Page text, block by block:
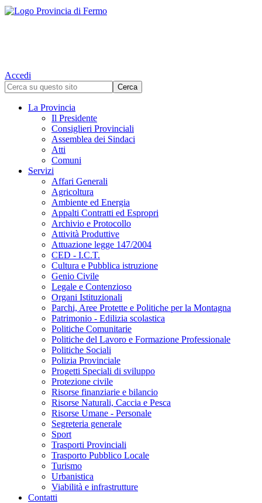
Accedi
La Provincia
Il Presidente
Consiglieri Provinciali
Assemblea dei Sindaci
Atti
Comuni
Servizi
Affari Generali
Agricoltura
Ambiente ed Energia
Appalti Contratti ed Espropri
Archivio e Protocollo
Attività Produttive
Attuazione legge 147/2004
CED - I.C.T.
Cultura e Pubblica istruzione
Genio Civile
Legale e Contenzioso
Organi Istituzionali
Parchi, Aree Protette e Politiche per la Montagna
Patrimonio - Edilizia scolastica
Politiche Comunitarie
Politiche del Lavoro e Formazione Professionale
Politiche Sociali
Polizia Provinciale
Progetti Speciali di sviluppo
Protezione civile
Risorse finanziarie e bilancio
Risorse Naturali, Caccia e Pesca
Risorse Umane - Personale
Segreteria generale
Sport
Trasporti Provinciali
Trasporto Pubblico Locale
Turismo
Urbanistica
Viabilità e infrastrutture
Contatti